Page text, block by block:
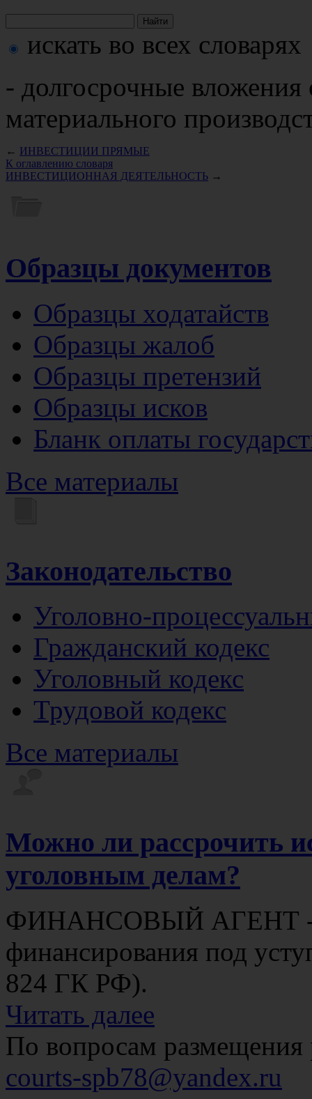
искать во всех словарях
- долгосрочные вложения
материального
← ИНВЕСТИЦИИ ПРЯМЫЕ
К оглавлению словаря
ИНВЕСТИЦИОННАЯ ДЕЯТЕЛЬНОСТЬ →
Образцы документов
Образцы ходатайств
Образцы жалоб
Образцы претензий
Образцы исков
Бланк оплаты
Все материалы
Законодательство
Уголовно-
Гражданский кодекс
Уголовный кодекс
Трудовой кодекс
Все материалы
Можно ли рассрочить
уголовным делам?
ФИНАНСОВЫЙ АГЕНТ -
финансирования под
824 ГК РФ).
Читать далее
По вопросам размещения
courts-spb78@yandex.ru